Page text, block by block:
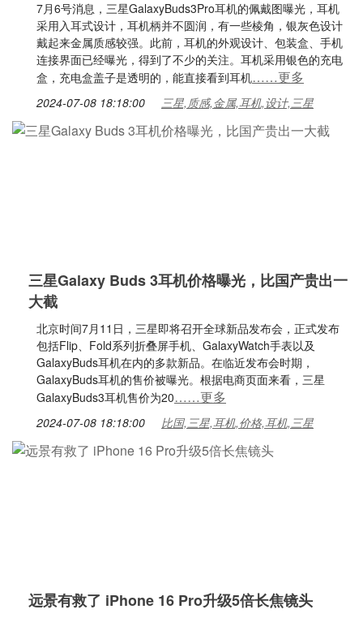
7月6号消息，三星GalaxyBuds3Pro耳机的佩戴图曝光，耳机
采用入耳式设计，耳机柄并不圆润，有一些棱角，银灰色设计
戴起来金属质感较强。此前，耳机的外观设计、包装盒、手机
连接界面已经曝光，得到了不少的关注。耳机采用银色的充电
盒，充电盒盖子是透明的，能直接看到耳机……更多
2024-07-08 18:18:00 三星,质感,金属,耳机,设计,三星
三星Galaxy Buds 3耳机价格曝光，比国产贵出一
大截
北京时间7月11日，三星即将召开全球新品发布会，正式发布
包括Flip、Fold系列折叠屏手机、GalaxyWatch手表以及
GalaxyBuds耳机在内的多款新品。在临近发布会时期，
GalaxyBuds耳机的售价被曝光。根据电商页面来看，三星
GalaxyBuds3耳机售价为20……更多
2024-07-08 18:18:00 比国,三星,耳机,价格,耳机,三星
远景有救了 iPhone 16 Pro升级5倍长焦镜头